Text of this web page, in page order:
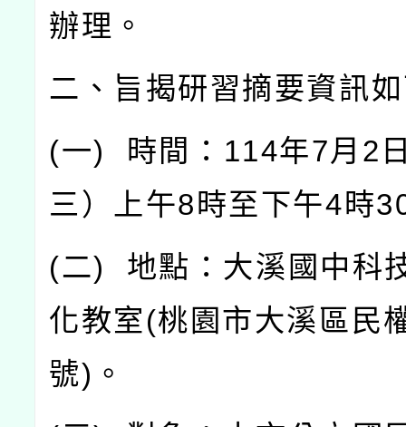
辦理。
二、旨揭研習摘要資訊
(一) 時間： 114年7月 2
三）上午8 時至下午4時
(二) 地點：大溪國中科
化教室(桃園市大溪區民
號) 。